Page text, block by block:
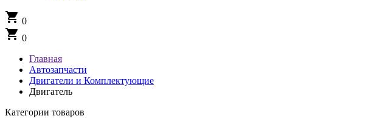
shopping_cart 0
shopping_cart 0
Главная
Автозапчасти
Двигатели и Комплектующие
Двигатель
Категории товаров